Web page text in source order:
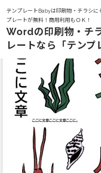
テンプレートBabyは印刷物・チラシ
プレートが無料！商用利用もＯＫ！
Wordの印刷物・チ
レートなら「テンプ